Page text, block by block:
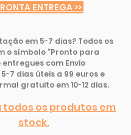
ENTREGA >>
em 5-7 dias? Todos os
o símbolo "Pronto para
com Envio
7 dias úteis a 99 euros e
gratuito em 10-12 dias.
todos os produtos em
stock.